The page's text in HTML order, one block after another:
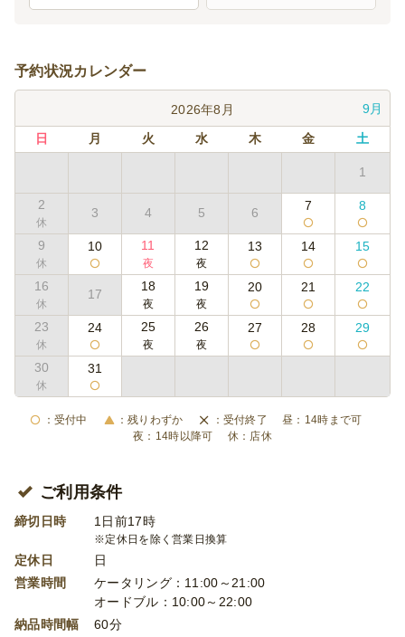
予約状況カレンダー
2026年8月 9月
日 月 火 水 木 金 土
1
2
3 4 5 6 7 8
9 10 11 12 13 14 15
16
17
18 19 20 21 22
23 24 25 26 27 28 29
30 31
受付中 残りわずか 受付終了
14時まで可
14時以降可
店休
ご利用条件
締切日時 1日前17時
※定休日を除く営業日換算
定休日
日
営業時間
ケータリング：11:00～21:00
オードブル：10:00～22:00
納品時間幅
60分